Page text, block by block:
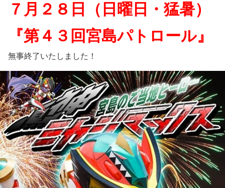
７月２８日（日曜日・猛暑）
『第４３回宮島パトロール』
無事終了いたしました！